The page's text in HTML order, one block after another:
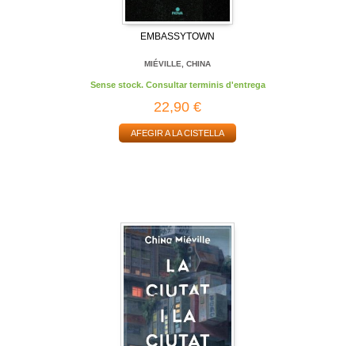
EMBASSYTOWN
MIÉVILLE, CHINA
Sense stock. Consultar terminis d'entrega
22,90 €
AFEGIR A LA CISTELLA